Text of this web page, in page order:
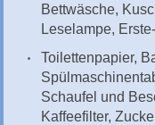
Bettwäsche,
Leselampe,
Toilettenpapier,
Schaufel und
Kaffeefilter,